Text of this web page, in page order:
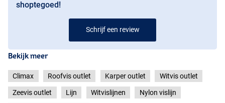
shoptegoed!
Schrijf een review
Bekijk meer
Climax Roofvis outlet Karper outlet Witvis outlet
Zeevis outlet Lijn Witvislijnen Nylon vislijn